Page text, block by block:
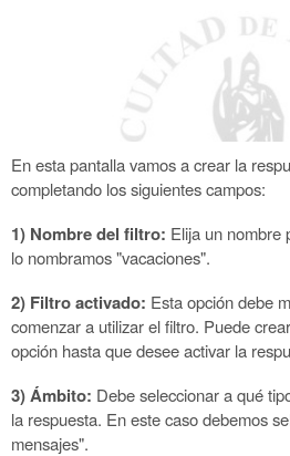
En esta pantalla vamos a crear la
completando los siguientes campos:
1) Nombre del filtro: Elija un nombre
lo nombramos "vacaciones".
2) Filtro activado: Esta opción debe
comenzar a utilizar el filtro. Puede
opción hasta que desee activar la
3) Ámbito: Debe seleccionar a qué
la respuesta. En este caso debemos
mensajes".